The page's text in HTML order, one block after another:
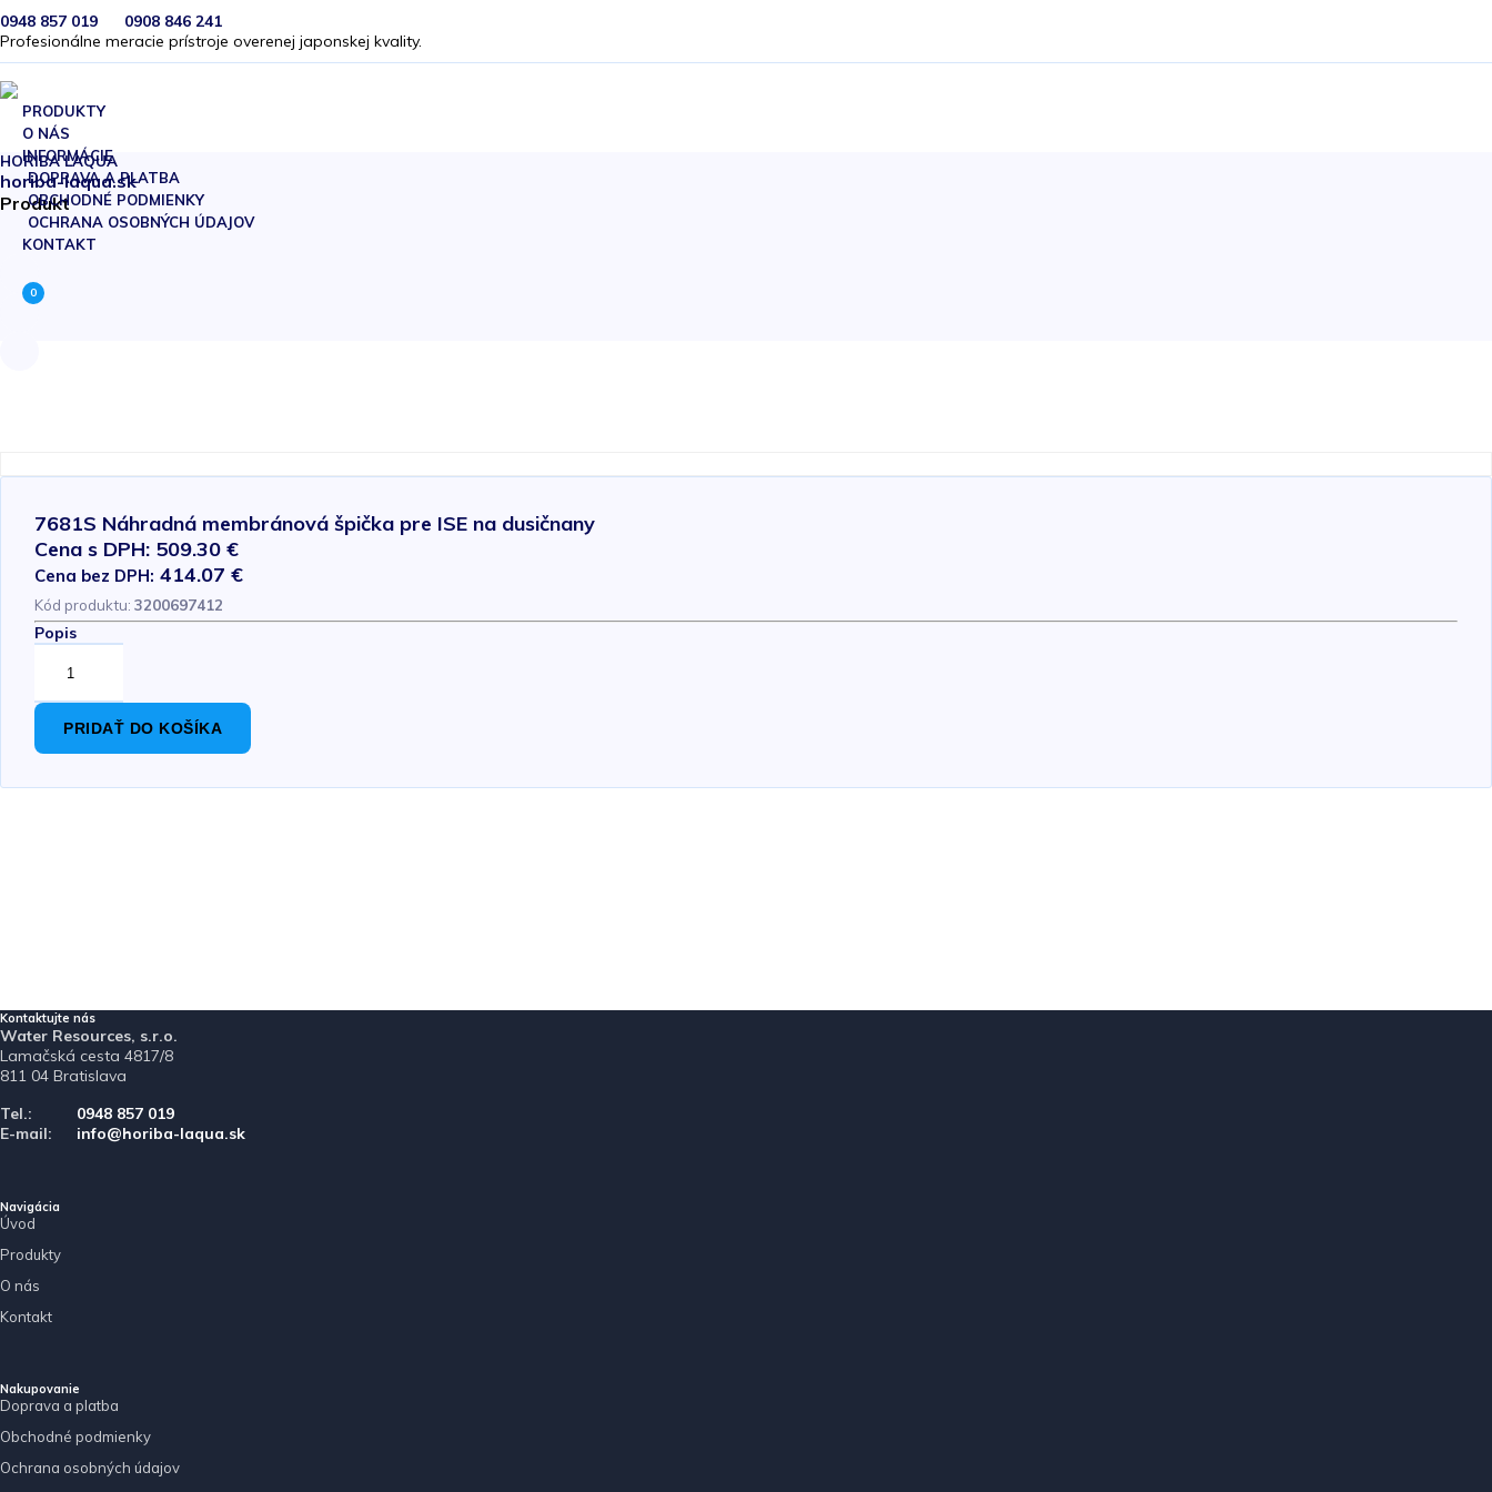
0948 857 019
0908 846 241
Profesionálne meracie prístroje overenej japonskej kvality.
PRODUKTY
O NÁS
INFORMÁCIE
DOPRAVA A PLATBA
OBCHODNÉ PODMIENKY
OCHRANA OSOBNÝCH ÚDAJOV
KONTAKT
0
HORIBA LAQUA
horiba-laqua.sk
Produkt
7681S Náhradná membránová špička pre ISE na dusičnany
Cena s DPH: 509.30 €
Cena bez DPH: 414.07 €
Kód produktu: 3200697412
Popis
PRIDAŤ DO KOŠÍKA
Kontaktujte nás
Water Resources, s.r.o.
Lamačská cesta 4817/8
811 04 Bratislava
Tel.:
0948 857 019
E-mail:
info@horiba-laqua.sk
Navigácia
Úvod
Produkty
O nás
Kontakt
Nakupovanie
Doprava a platba
Obchodné podmienky
Ochrana osobných údajov